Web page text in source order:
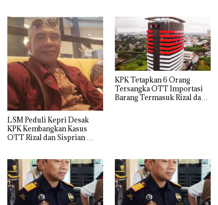
LSM Peduli Kepri Desak
KPK Kembangkan Kasus
OTT Rizal dan Sisprian
KPK Tetapkan 6 Orang
Tersangka OTT Importasi
Barang Termasuk Rizal dan